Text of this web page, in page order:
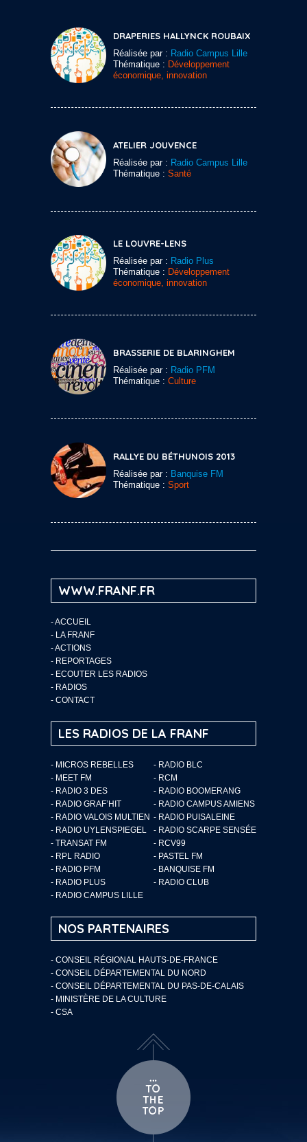
DRAPERIES HALLYNCK ROUBAIX
Réalisée par : Radio Campus Lille
Thématique : Développement
économique, innovation
ATELIER JOUVENCE
Réalisée par : Radio Campus Lille
Thématique : Santé
LE LOUVRE-LENS
Réalisée par : Radio Plus
Thématique : Développement
économique, innovation
BRASSERIE DE BLARINGHEM
Réalisée par : Radio PFM
Thématique : Culture
RALLYE DU BÉTHUNOIS 2013
Réalisée par : Banquise FM
Thématique : Sport
WWW.FRANF.FR
-ACCUEIL
- LA FRANF
-ACTIONS
- REPORTAGES
- ECOUTER LES RADIOS
- RADIOS
- CONTACT
LES RADIOS DE LA FRANF
- MICROS REBELLES
- RADIO BLC
- MEET FM
- RCM
- RADIO 3 DES
- RADIO BOOMERANG
- RADIO GRAF’HIT
- RADIO CAMPUS AMIENS
- RADIO VALOIS MULTIEN - RADIO PUISALEINE
- RADIO UYLENSPIEGEL
- RADIO SCARPE SENSÉE
- TRANSAT FM
- RCV99
- RPL RADIO
- PASTEL FM
- RADIO PFM
- BANQUISE FM
- RADIO PLUS
- RADIO CLUB
- RADIO CAMPUS LILLE
NOS PARTENAIRES
- CONSEIL RÉGIONAL HAUTS-DE-FRANCE
- CONSEIL DÉPARTEMENTAL DU NORD
- CONSEIL DÉPARTEMENTAL DU PAS-DE-CALAIS
- MINISTÈRE DE LA CULTURE
- CSA